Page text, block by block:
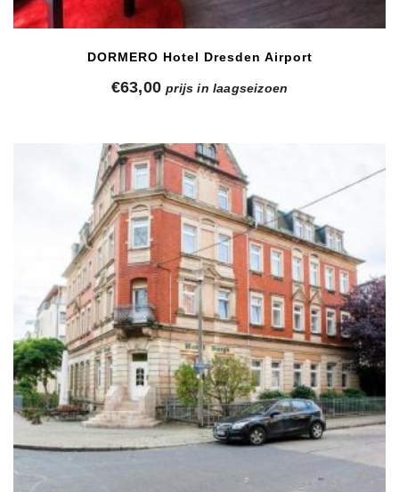
DORMERO Hotel Dresden Airport
€63,00 prijs in laagseizoen